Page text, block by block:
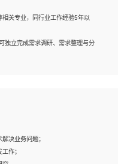
业毕业，5年以上开发工作经验；
有分布式、多线程及高并发系统开
握基础中间件、基础架构方案和云
能和了解其背后实现机制；
等；熟悉Linux常用命令和了解常
问题排查思路清晰。
关专业，同行业工作经验5年以
独立完成需求调研、需求整理与分
、OCR、机器学习等；
OCR、NLP等AI算法有深刻理
。具有大数据技术背景者优先；
考、创新与团队协作，认真负责、
决业务问题；
作；